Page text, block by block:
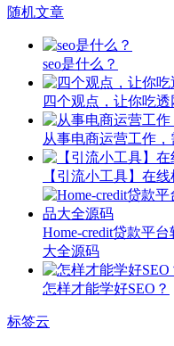
随机文章
seo是什么？
四个观点，让你吃
从事电商运营工作
【引流小工具】在
Home-credit贷款平
大全源码
怎样才能学好SEO？
标签云